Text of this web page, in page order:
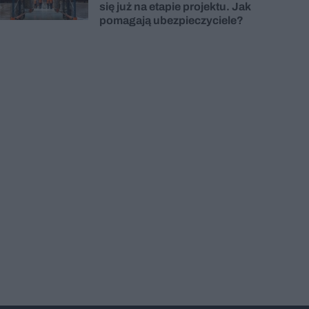
się już na etapie projektu. Jak
pomagają ubezpieczyciele?